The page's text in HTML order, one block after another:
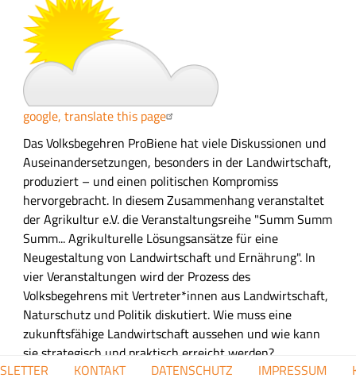
s
s
u
n
g
google, translate this page
A
u
s
f
ü
h
r
l
i
c
h
e
B
Das Volksbegehren ProBiene hat viele Diskussionen und
Auseinandersetzungen, besonders in der Landwirtschaft,
produziert – und einen politischen Kompromiss
hervorgebracht. In diesem Zusammenhang veranstaltet
der Agrikultur e.V. die Veranstaltungsreihe "Summ Summ
Summ... Agrikulturelle Lösungsansätze für eine
Neugestaltung von Landwirtschaft und Ernährung". In
vier Veranstaltungen wird derProzess des
Volksbegehrens mitVertreter*innen aus Landwirtschaft,
Naturschutz und Politikdiskutiert. Wie musseine
zukunftsfähige Landwirtschaftaussehen und wie kann
siestrategisch und praktisch erreicht werden?
FUSSZEILENMENÜKONTAKT DATENSCHUTZ IMPRESSUM